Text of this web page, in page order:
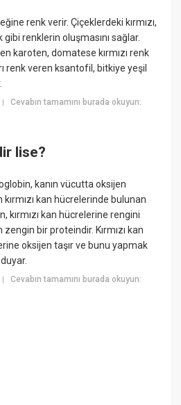
renk verir. Çiçeklerdeki kırmızı,
renklerin oluşmasını sağlar.
karoten, domatese kırmızı renk
renk veren ksantofil, bitkiye yeşil
|Cevabın tamamını burada okuyun:
lise?
kanın vücutta oksijen
kırmızı kan hücrelerinde bulunan
kırmızı kan hücrelerine rengini
bir proteindir. Kırmızı kan
oksijen taşır ve bunu yapmak
|Cevabın tamamını burada okuyun: